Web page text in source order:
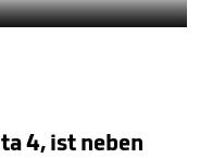
4, ist neben